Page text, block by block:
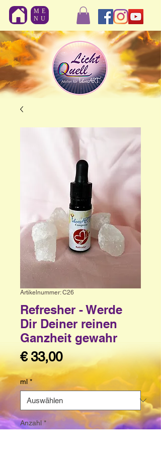
ME
NU
Artikelnummer: C26
Refresher - Werde
Dir Deiner reinen
Ganzheit gewahr
€ 33,00Preis
ml *
Anzahl *